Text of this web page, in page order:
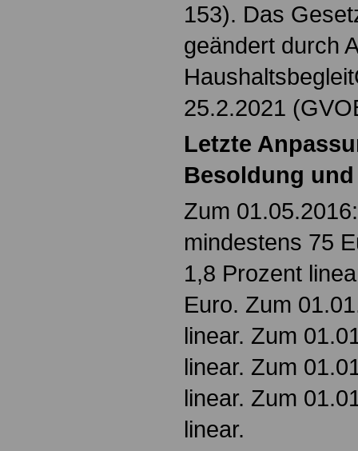
153). Das
geändert durch
25.2.2021
Letzte
Besoldung
Zum
mindestens 75
1,8 Prozent
Euro. Zum
linear. Zum
linear. Zum
linear. Zum
linear.